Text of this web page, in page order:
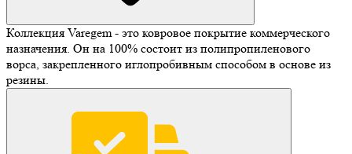
Коллекция Varegem - это ковровое покрытие коммерческого
назначения. Он на 100% состоит из полипропиленового
ворса, закрепленного иглопробивным способом в основе из
резины.